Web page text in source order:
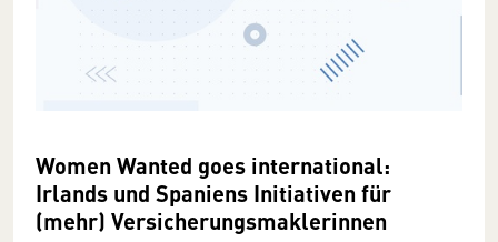
Women Wanted goes international:
Irlands und Spaniens Initiativen für
(mehr) Versicherungsmaklerinnen